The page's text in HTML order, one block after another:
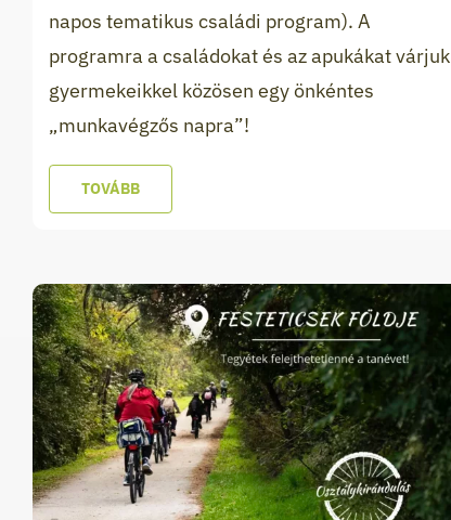
napos tematikus családi program). A
programra a családokat és az apukákat várjuk
gyermekeikkel közösen egy önkéntes
„munkavégzős napra”!
TOVÁBB